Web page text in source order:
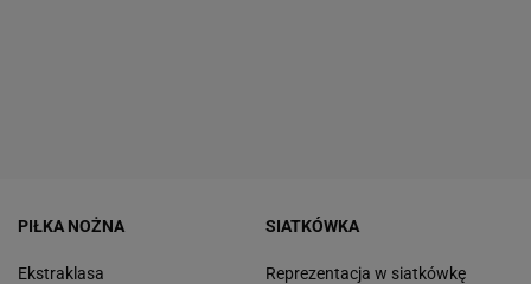
PIŁKA NOŻNA
Ekstraklasa
SIATKÓWKA
Reprezentacja w siatkówkę